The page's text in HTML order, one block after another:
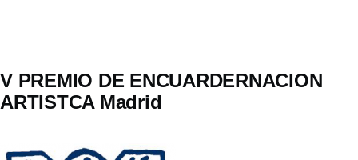
V PREMIO DE ENCUARDERNACION
ARTISTCA Madrid